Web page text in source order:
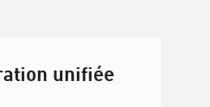
unifiée